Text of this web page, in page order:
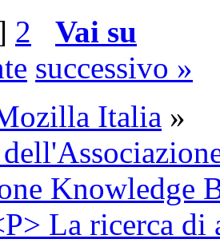
2
Vai su
successivo »
Italia »
Knowledge
La ricerca di